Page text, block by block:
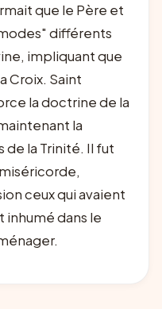
que le Père et
différents
impliquant que
Croix. Saint
la doctrine de la
la
la Trinité. Il fut
ceux qui avaient
inhumé dans le